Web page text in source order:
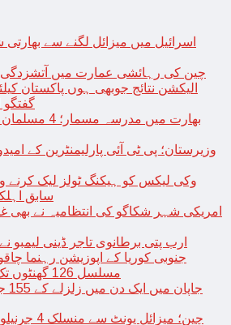
چین کی رہائشی عمارت میں آتشزدگی، 15 افراد
الیکشن نتائج جوبھی ہوں پاکستان
گفتگو
وزیرستان؛ پی ٹی آئی پارلیمنٹرین کے
وکی لیکس کو ہیکنگ ٹولز لیک کرنے
سابق اہلکار کو
امریکی شہر شکاگو کی انتظامیہ نے بھی
ارب پتی برطانوی تاجر ڈینی لیمبو
جنوبی کوریا کے اپوزیشن رہنما
مسلسل 126 گھنٹوں تک گانے والی خاتون